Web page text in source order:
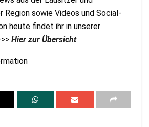
Region sowie Videos und Social-
heute findet ihr in unserer
Hier zur Übersicht